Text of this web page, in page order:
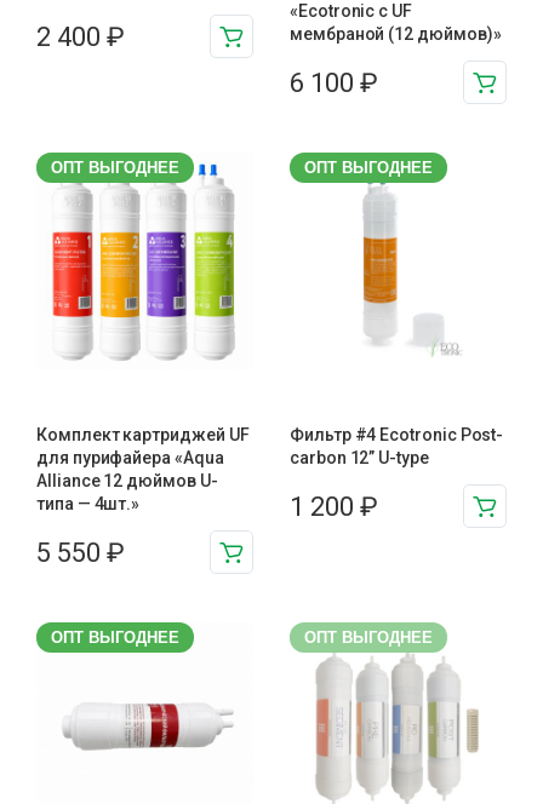
2 400 ₽
«Ecotronic с UF
мембраной (12 дюймов)»
6 100 ₽
ОПТ ВЫГОДНЕЕ
Комплект картриджей UF
для пурифайера «Aqua
Alliance 12 дюймов U-
типа — 4шт.»
5 550 ₽
ОПТ ВЫГОДНЕЕ
Фильтр #4 Ecotronic Post-
carbon 12” U-type
1 200 ₽
ОПТ ВЫГОДНЕЕ ОПТ ВЫГОДНЕЕ